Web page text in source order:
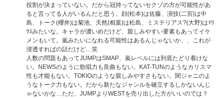
役割が決まっていない。だから冠持ってないセクゾの方が可能性があ
ると言ってる人がいるんだと思う。顔(松本)は佐藤、演技(二宮)は中
島、トーク(櫻井)は菊池、天然(相葉)は松島、ミステリアス?(大野)はﾏﾘ
ｳｽみたいな。キャラが濃いめだけど、親しみやすい要素もあってイケ
メンもいて。嵐みたいになれる可能性はあるんじゃないか、、これが
浸透すればの話だけど…笑
人数の問題もあってJUMPはSMAP、嵐レベルには到底たどり着けな
い。NEWSのように歌唱力も良曲もない。KAT-TUNのようなカリスマ
性も才能もない。TOKIOのような親しみやすさもない。関ジャニのよ
うなトーク力もない。だから新たなジャンルを確立するしかないんじ
ゃないかな…ただ、JUMPよりWESTを売り出した方がいいのでは？